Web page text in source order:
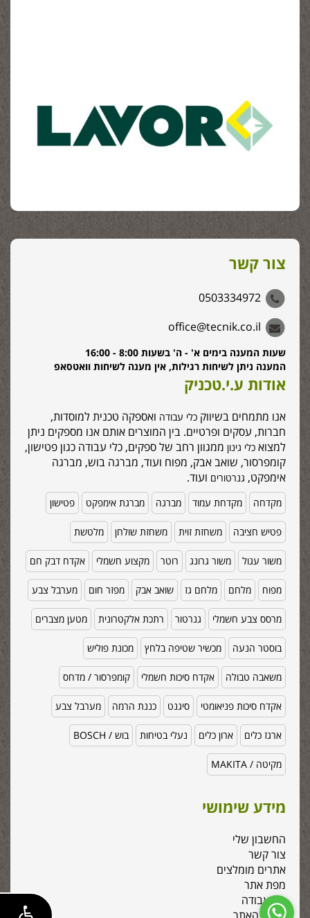
צור קשר
0503334972
office@tecnik.co.il
שעות המענה בימים א' - ה' בשעות 8:00 - 16:00
המענה ניתן לשיחות רגילות, אין מענה לשיחות וואטסאפ
אודות ע.י.טכניק
אנו מתמחים בשיווק כלי עבודה ואספקה טכנית למוסדות,
חברות, עסקים ופרטיים. בין המוצרים אותם אנו מספקים ניתן
למצוא כלי גינון ממגוון רחב של ספקים, כלי עבודה כגון פטישון,
קומפרסור, שואב אבק, מפוח ועוד, מברגה בוש, מברגה
אימפקט, גנרטורים ועוד.
מקדחה מקדחת עמוד מברגה מברגת אימפקט פטישון
פטיש חציבה משחזת זוית משחזת שולחן מלטשת
משור עגול משור גרונג רוטר מקצוע חשמלי אקדח דבק חם
מפוח מלחם מלחם גז שואב אבק מפזר חום מערבל צבע
מרסס צבע חשמלי גנרטור רתכת אלקטרונית מטען מצברים
בוסטר הנעה מכשיר שטיפה בלחץ מכונת פוליש
משאבה טבולה אקדח סיכות חשמלי קומפרסור / מדחס
אקדח סיכות פניאומטי סיגנט כננת הרמה מערבל צבע
ארגז כלים ארון כלים נעלי בטיחות בוש / BOSCH
מקיטה / MAKITA
מידע שימושי
החשבון שלי
צור קשר
אתרים מומלצים
מפת אתר
כלי עבודה
אודות האתר